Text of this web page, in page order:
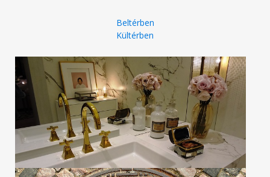
Beltérben
Kültérben